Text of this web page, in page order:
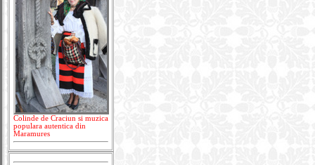
Colinde de Craciun si muzica
populara autentica din
Maramures